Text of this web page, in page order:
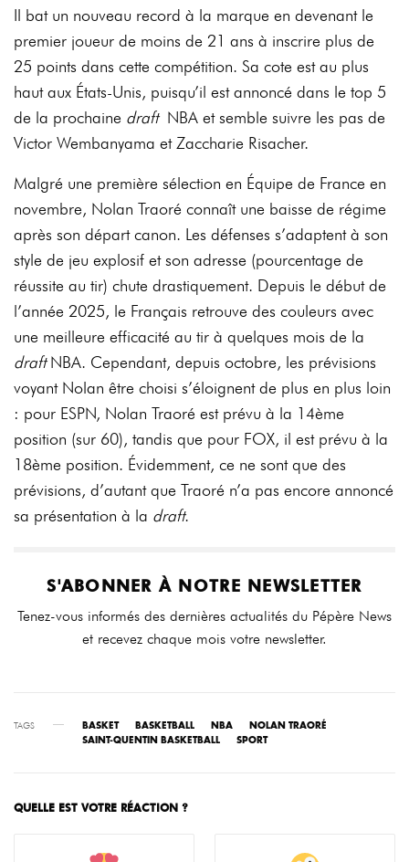
Il bat un nouveau record à la marque en devenant le
premier joueur de moins de 21 ans à inscrire plus de
25 points dans cette compétition. Sa cote est au plus
haut aux États-Unis, puisqu’il est annoncé dans le top 5
de la prochaine draft NBA et semble suivre les pas de
Victor Wembanyama et Zaccharie Risacher.
Malgré une première sélection en Équipe de France en
novembre, Nolan Traoré connaît une baisse de régime
après son départ canon. Les défenses s’adaptent à son
style de jeu explosif et son adresse (pourcentage de
réussite au tir) chute drastiquement. Depuis le début de
l’année 2025, le Français retrouve des couleurs avec
une meilleure efficacité au tir à quelques mois de la
draftNBA. Cependant, depuis octobre, les prévisions
voyant Nolan être choisi s’éloignent de plus en plus loin
: pour ESPN, Nolan Traoré est prévu à la 14ème
position (sur 60), tandis que pour FOX, il est prévu à la
18ème position. Évidemment, ce ne sont que des
prévisions, d’autant que Traoré n’a pas encore annoncé
sa présentation à la draft.
S'ABONNER À NOTRE NEWSLETTER
Tenez-vous informés des dernières actualités du Pépère News
et recevez chaque mois votre newsletter.
TAGS BASKET BASKETBALL NBA
NOLAN TRAORÉ
SAINT-QUENTIN BASKETBALL
SPORT
QUELLE EST VOTRE RÉACTION ?